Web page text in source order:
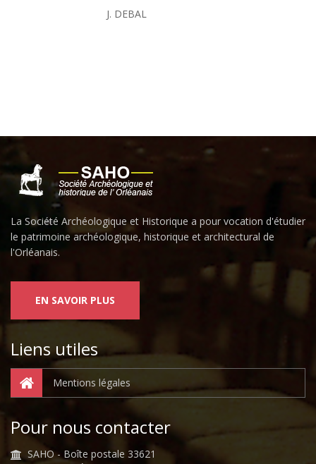
J. DEBAL
La Société Archéologique et Historique a pour vocation d'étudier
le patrimoine archéologique, historique et architectural de
l'Orléanais.
EN SAVOIR PLUS
Liens utiles
Mentions légales
Pour nous contacter
SAHO - Boîte postale 33621